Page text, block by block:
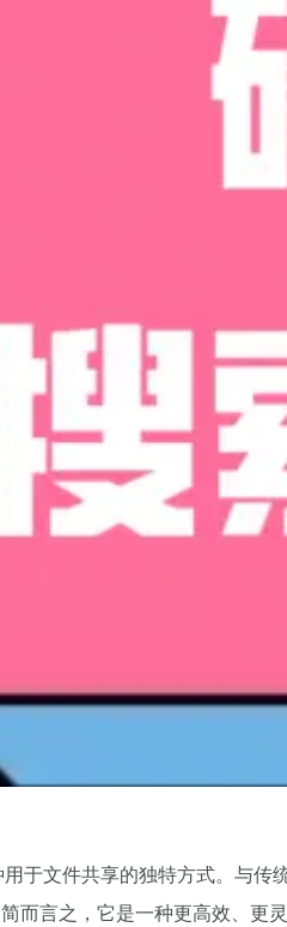
于文件共享的独特方式。与
而言之，它是一种更高效、更灵